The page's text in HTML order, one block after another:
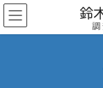
コ
ン
テ
ナ
ビ
ゲ